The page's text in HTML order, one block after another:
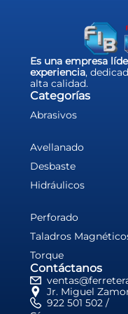
Es una empresa
experiencia,
alta calidad.
Categorías
Abrasivos
Avellanado
Desbaste
Hidráulicos
Perforado
Taladros
Torque
Contáctanos
922 501 502 /
Jr. Miguel